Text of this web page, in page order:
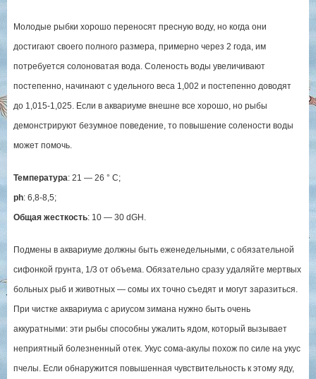
Молодые рыбки хорошо переносят пресную воду, но когда они
достигают своего полного размера, примерно через 2 года, им
потребуется солоноватая вода. Соленость воды увеличивают
постепенно, начинают с удельного веса 1,002 и постепенно доводят
до 1,015-1,025. Если в аквариуме внешне все хорошо, но рыбы
демонстрируют безумное поведение, то повышение солености воды
может помочь.
Температура: 21 — 26 ° C;
ph: 6,8-8,5;
Общая жесткость: 10 — 30 dGH.
Подмены в аквариуме должны быть еженедельными, с обязательной
сифонкой грунта, 1/3 от объема. Обязательно сразу удаляйте мертвых
больных рыб и животных — сомы их точно съедят и могут заразиться.
При чистке аквариума с ариусом зимана нужно быть очень
аккуратными: эти рыбы способны ужалить ядом, который вызывает
неприятный болезненный отек. Укус сома-акулы похож по силе на укус
пчелы. Если обнаружится повышенная чувствительность к этому яду,